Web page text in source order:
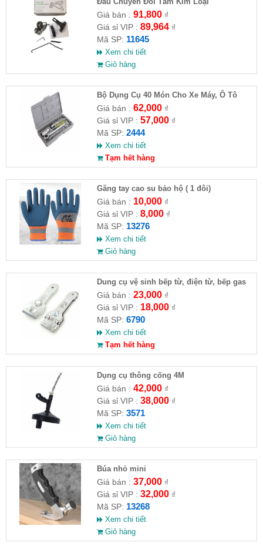
Giá bán : 91,800₫
Giá sỉ VIP : 89,964₫
Mã SP: 11645
Xem chi tiết
Giỏ hàng
Bộ Dụng Cụ 40 Món Cho Xe Máy, Ô Tô
Giá bán : 62,000₫
Giá sỉ VIP : 57,000₫
Mã SP: 2444
Xem chi tiết
Tạm hết hàng
Găng tay cao su bảo hộ ( 1 đôi)
Giá bán : 10,000₫
Giá sỉ VIP : 8,000₫
Mã SP: 13276
Xem chi tiết
Giỏ hàng
Dung cụ vệ sinh bếp từ, điện từ, bếp gas
Giá bán : 23,000₫
Giá sỉ VIP : 18,000₫
Mã SP: 6790
Xem chi tiết
Tạm hết hàng
Dụng cụ thông cống 4M
Giá bán : 42,000₫
Giá sỉ VIP : 38,000₫
Mã SP: 3571
Xem chi tiết
Giỏ hàng
Búa nhỏ mini
Giá bán : 37,000₫
Giá sỉ VIP : 32,000₫
Mã SP: 13268
Xem chi tiết
Giỏ hàng